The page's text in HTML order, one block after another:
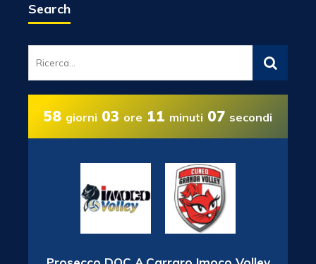
Search
58 giorni 03 ore 11 minuti 07 secondi